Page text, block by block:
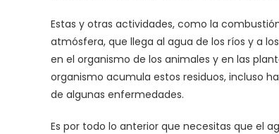
Estas y otras actividades, como la
atmósfera, que llega al agua de los ríos y a
en el organismo de los animales y en las
organismo acumula estos residuos, incluso
de algunas enfermedades.
Es por todo lo anterior que necesitas que el